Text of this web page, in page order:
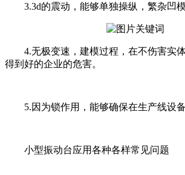
3.3d的震动，能够单独操纵，繁杂凹模
4.无极变速，建模过程，在不伤害实体
得到好的企业的危害。
5.因为锁作用，能够确保在生产线设备
小型振动台应用各种各样常见问题